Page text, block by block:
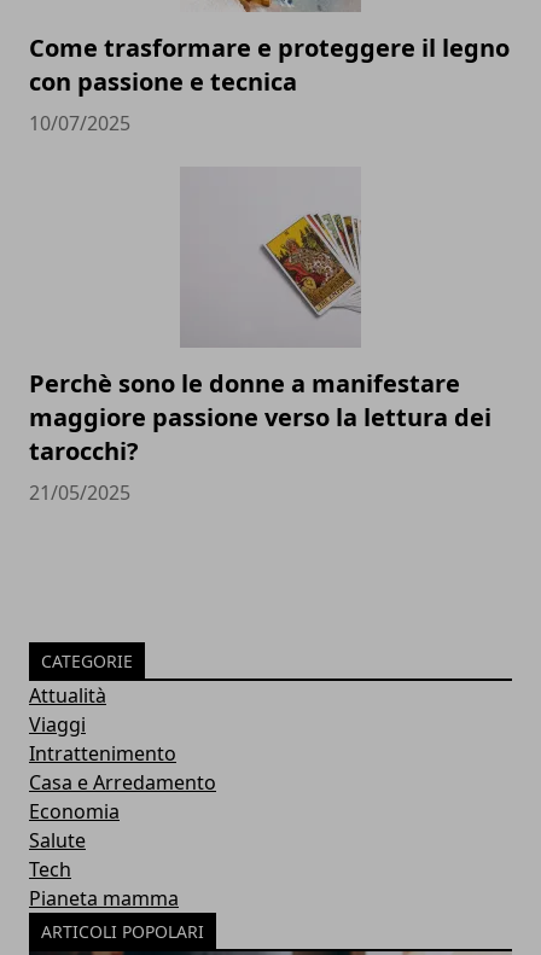
Come trasformare e proteggere il legno
con passione e tecnica
10/07/2025
Perchè sono le donne a manifestare
maggiore passione verso la lettura dei
tarocchi?
21/05/2025
CATEGORIE
Attualità
Viaggi
Intrattenimento
Casa e Arredamento
Economia
Salute
Tech
Pianeta mamma
ARTICOLI POPOLARI